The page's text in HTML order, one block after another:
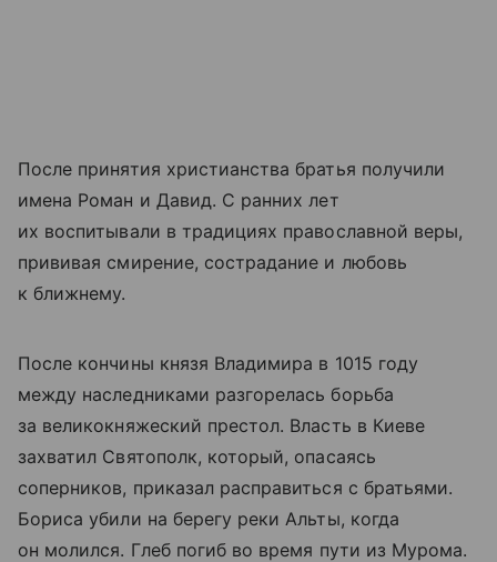
После принятия христианства братья получили
имена Роман и Давид. С ранних лет
их воспитывали в традициях православной веры,
прививая смирение, сострадание и любовь
к ближнему.
После кончины князя Владимира в 1015 году
между наследниками разгорелась борьба
за великокняжеский престол. Власть в Киеве
захватил Святополк, который, опасаясь
соперников, приказал расправиться с братьями.
Бориса убили на берегу реки Альты, когда
он молился. Глеб погиб во время пути из Мурома.